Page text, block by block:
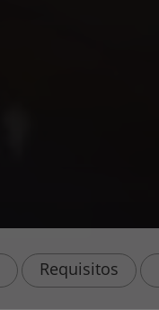
Requisitos